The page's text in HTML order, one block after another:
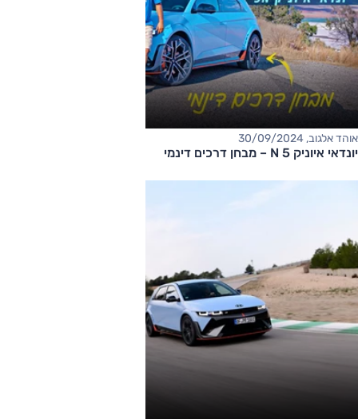
אוהד אלגוב, 30/09/2024
יונדאי איוניק 5 N – מבחן דרכים דינמי